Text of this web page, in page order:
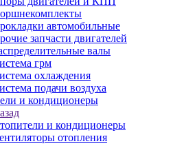
автомобильные
запчасти двигателей
валы
грм
охлаждения
подачи воздуха
и кондиционеры
и кондиционеры
отопления